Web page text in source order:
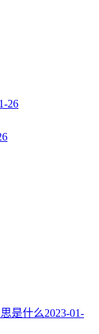
26
是什么2023-01-